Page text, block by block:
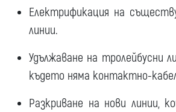
Електрификация на
линии.
Удължаване на тролейбусни
където няма контактно-
Разкриване на нови линии,